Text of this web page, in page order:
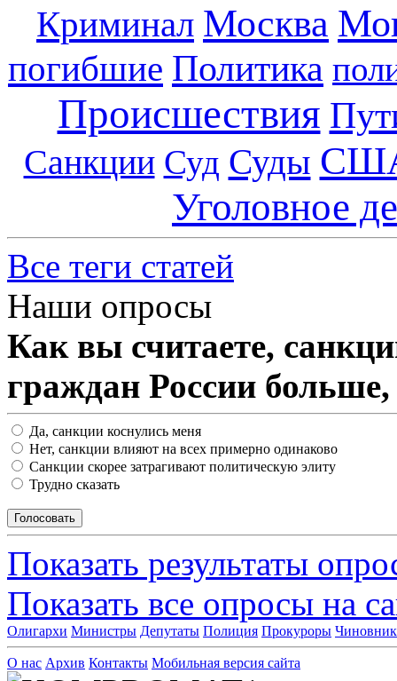
Криминал Москва
погибшие Политика
Происшествия
Санкции Суд Суды
Уголовное
Все теги статей
Наши опросы
Как вы считаете,
граждан России
Да, санкции коснулись меня
Нет, санкции влияют на всех примерно одинаково
Санкции скорее затрагивают политическую элиту
Трудно сказать
Показать результаты
Показать все опросы на
Олигархи Министры Депутаты Полиция Прокуроры
О нас Архив Контакты Мобильная версия сайта